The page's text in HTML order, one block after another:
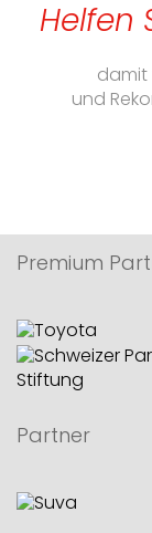
Helfen
damit
und
Premium
Partner